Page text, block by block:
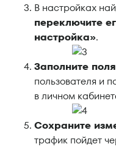
В настройках
переключите
настройка».
Заполните поля
пользователя и
в личном
Сохраните
трафик пойдет